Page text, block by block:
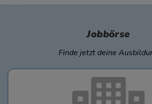
Jobbörse
Finde jetzt deine